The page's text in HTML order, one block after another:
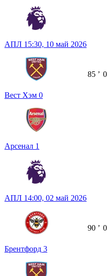
АПЛ 15:30, 10 май 2026
Вест Хэм 0
Арсенал 1
85 ʼ 0
АПЛ 14:00, 02 май 2026
Брентфорд 3
90 ʼ 0